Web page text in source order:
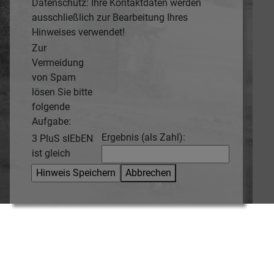
Datenschutz: Ihre Kontaktdaten werden
ausschließlich zur Bearbeitung Ihres
Hinweises verwendet!
Zur
Vermeidung
von Spam
lösen Sie bitte
folgende
Aufgabe:
3 PluS sIEbEN
ist gleich
Ergebnis (als Zahl):
Abbrechen